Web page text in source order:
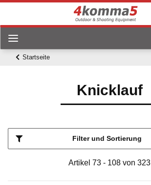
Startseite
Knicklauf
Filter und Sortierung
Artikel 73 - 108 von 323